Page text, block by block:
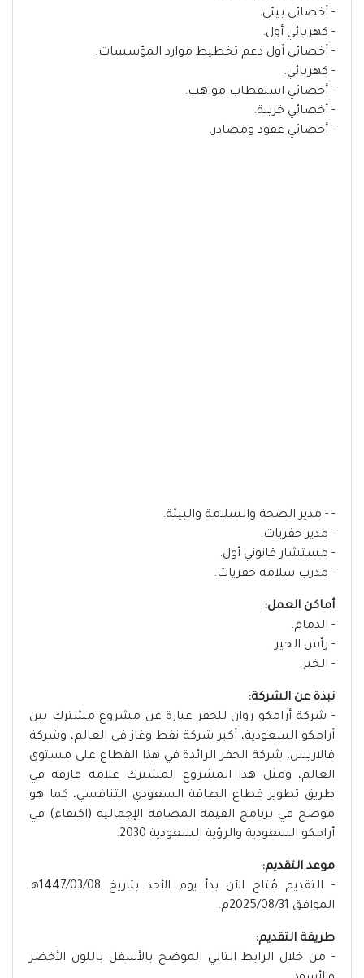
- أخصائي بيئي.
- كهربائي أول.
- أخصائي أول دعم تخطيط موارد المؤسسات.
- كهربائي.
- أخصائي استقطاب مواهب.
- أخصائي خزينة.
- أخصائي عقود ومصادر.
- - مدير الصحة والسلامة والبيئة.
- مدير حفريات.
- مستشار قانوني أول.
- مدرب سلامة حفريات.
أماكن العمل:
- الدمام.
- رأس الخير.
- الخبر.
نبذة عن الشركة:
- شركة أرامكو روان للحفر عبارة عن مشروع مشترك بين
أرامكو السعودية، أكبر شركة نفط وغاز في العالم، وشركة
فالاريس، شركة الحفر الرائدة في هذا القطاع على مستوى
العالم، ومثل هذا المشروع المشترك علامة فارقة في
طريق تطوير قطاع الطاقة السعودي التنافسي، كما هو
موضح في برنامج القيمة المضافة الإجمالية (اكتفاء) في
أرامكو السعودية والرؤية السعودية 2030.
موعد التقديم:
- التقديم مُتاح الآن بدأ يوم الأحد بتاريخ 1447/03/08هـ
الموافق 2025/08/31م.
طريقة التقديم:
- من خلال الرابط التالي الموضح بالأسفل باللون الأخضر